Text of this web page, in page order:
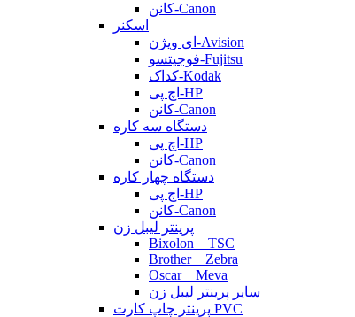
کانن-Canon
اسکنر
ای ویژن-Avision
فوجیتسو-Fujitsu
کداک-Kodak
اچ پی-HP
کانن-Canon
دستگاه سه کاره
اچ پی-HP
کانن-Canon
دستگاه چهار کاره
اچ پی-HP
کانن-Canon
پرینتر لیبل زن
Bixolon _ TSC
Brother _ Zebra
Oscar _ Meva
سایر پرینتر لیبل زن
پرینتر چاپ کارت PVC